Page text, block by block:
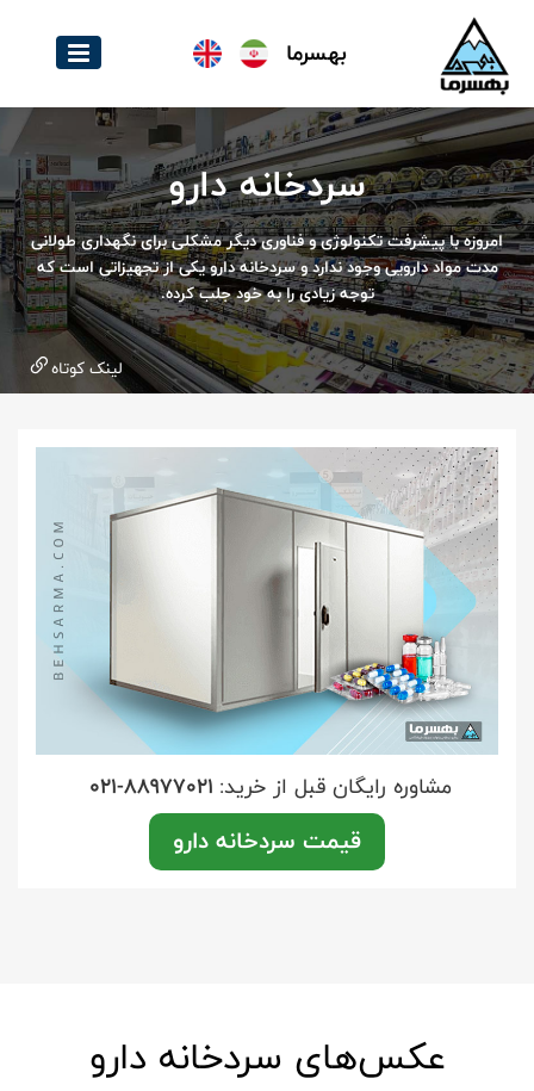
بهسرما
سردخانه دارو
امروزه با پیشرفت تکنولوژی و فناوری دیگر مشکلی برای نگهداری طولانی
مدت مواد دارویی وجود ندارد و سردخانه دارو یکی از تجهیزاتی است که
توجه زیادی را به خود جلب کرده.
لینک کوتاه
مشاوره رایگان قبل از خرید: 021-88977021
قیمت سردخانه دارو
عکس‌های سردخانه دارو